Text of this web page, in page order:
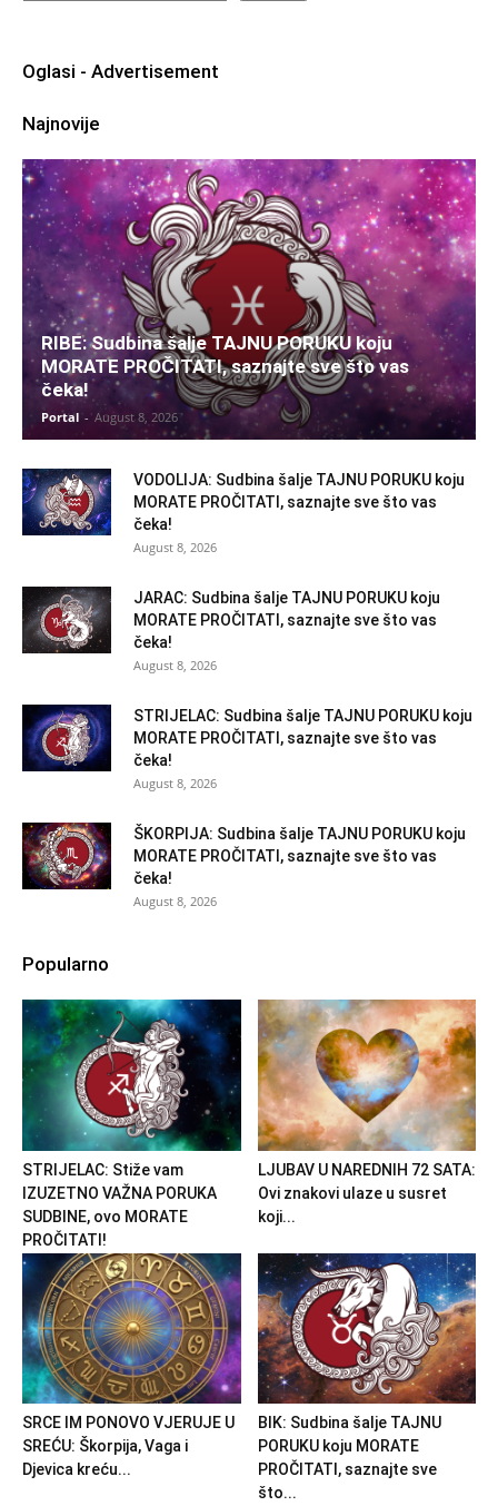
Oglasi - Advertisement
Najnovije
RIBE: Sudbina šalje TAJNU PORUKU koju
MORATE PROČITATI, saznajte sve što vas
čeka!
Portal - August 8, 2026
VODOLIJA: Sudbina šalje TAJNU PORUKU koju
MORATE PROČITATI, saznajte sve što vas
čeka!
August 8, 2026
JARAC: Sudbina šalje TAJNU PORUKU koju
MORATE PROČITATI, saznajte sve što vas
čeka!
August 8, 2026
STRIJELAC: Sudbina šalje TAJNU PORUKU koju
MORATE PROČITATI, saznajte sve što vas
čeka!
August 8, 2026
ŠKORPIJA: Sudbina šalje TAJNU PORUKU koju
MORATE PROČITATI, saznajte sve što vas
čeka!
August 8, 2026
Popularno
STRIJELAC: Stiže vam
IZUZETNO VAŽNA PORUKA
SUDBINE, ovo MORATE
PROČITATI!
LJUBAV U NAREDNIH 72 SATA:
Ovi znakovi ulaze u susret
koji...
SRCE IM PONOVO VJERUJE U
SREĆU: Škorpija, Vaga i
Djevica kreću...
BIK: Sudbina šalje TAJNU
PORUKU koju MORATE
PROČITATI, saznajte sve
što...